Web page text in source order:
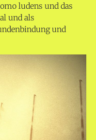
ludens und das
und als
und